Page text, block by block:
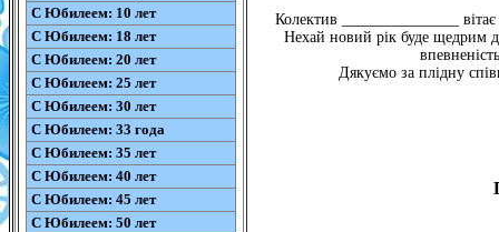
С Юбилеем: 10 лет
С Юбилеем: 18 лет
С Юбилеем: 20 лет
С Юбилеем: 25 лет
С Юбилеем: 30 лет
С Юбилеем: 33 года
С Юбилеем: 35 лет
С Юбилеем: 40 лет
С Юбилеем: 45 лет
С Юбилеем: 50 лет
Колектив _______________
Нехай новий рік буде щедрим
Дякуємо за плідну